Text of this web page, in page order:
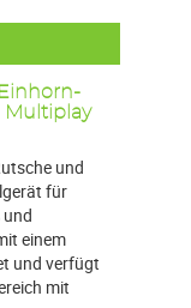
Multiplay
und
für
und
einem
und verfügt
mit